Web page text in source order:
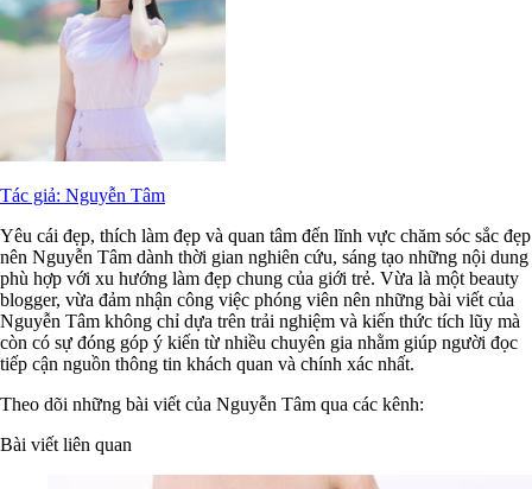
Tác giả: Nguyễn Tâm
Yêu cái đẹp, thích làm đẹp và quan tâm đến lĩnh vực chăm sóc sắc đẹp
nên Nguyễn Tâm dành thời gian nghiên cứu, sáng tạo những nội dung
phù hợp với xu hướng làm đẹp chung của giới trẻ. Vừa là một beauty
blogger, vừa đảm nhận công việc phóng viên nên những bài viết của
Nguyễn Tâm không chỉ dựa trên trải nghiệm và kiến thức tích lũy mà
còn có sự đóng góp ý kiến từ nhiều chuyên gia nhằm giúp người đọc
tiếp cận nguồn thông tin khách quan và chính xác nhất.
Theo dõi những bài viết của Nguyễn Tâm qua các kênh:
Bài viết liên quan